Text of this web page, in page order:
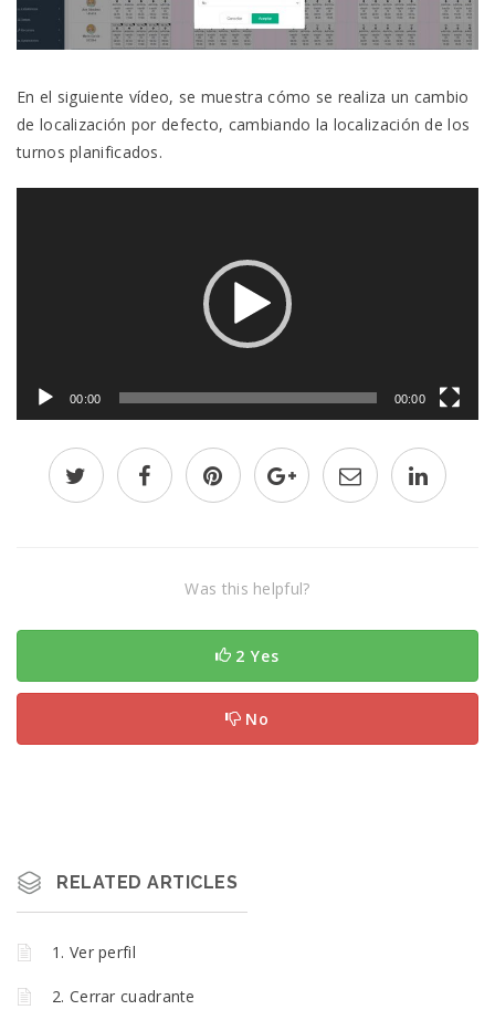
En el siguiente vídeo, se muestra cómo se realiza un cambio
de localización por defecto, cambiando la localización de los
turnos planificados.
00:00 00:00
Was this helpful?
2 Yes
No
RELATED ARTICLES
1. Ver perfil
2. Cerrar cuadrante